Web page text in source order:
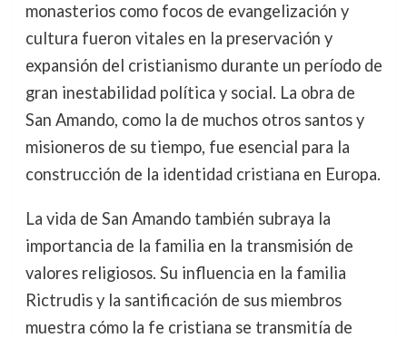
monasterios como focos de evangelización y
cultura fueron vitales en la preservación y
expansión del cristianismo durante un período de
gran inestabilidad política y social. La obra de
San Amando, como la de muchos otros santos y
misioneros de su tiempo, fue esencial para la
construcción de la identidad cristiana en Europa.
La vida de San Amando también subraya la
importancia de la familia en la transmisión de
valores religiosos. Su influencia en la familia
Rictrudis y la santificación de sus miembros
muestra cómo la fe cristiana se transmitía de